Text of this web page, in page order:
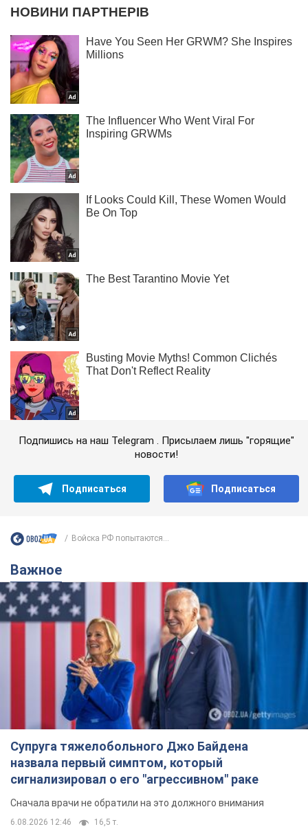
Подпишись на наш Telegram . Присылаем лишь "горящие"
новости!
Подписаться Подписаться
Войска РФ попытаются...
Важное
Супруга тяжелобольного Джо Байдена
назвала первый симптом, который
сигнализировал о его "агрессивном" раке
Сначала врачи не обратили на это должного внимания
6.08.2026 12:46 16,5 т.